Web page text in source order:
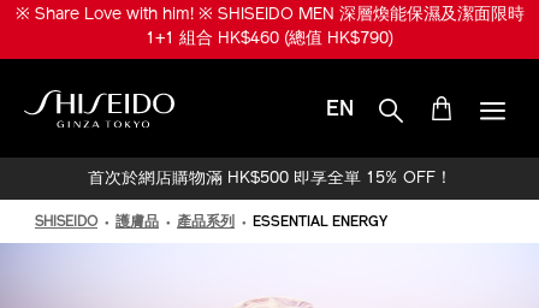
※ Share Love with him! ※ SHISEIDO MEN 深層煥能保濕及潔面限時
1+1 組合 HK$460 (總值 HK$790)
EN
首次於網店購物滿 HK$500 即享全單 15% OFF！
SHISEIDO 護膚品 產品系列 ESSENTIAL ENERGY